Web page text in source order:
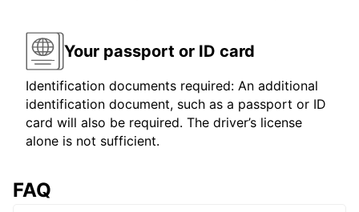
Your passport or ID card
Identification documents required: An additional
identification document, such as a passport or ID
card will also be required. The driver’s license
alone is not sufficient.
FAQ